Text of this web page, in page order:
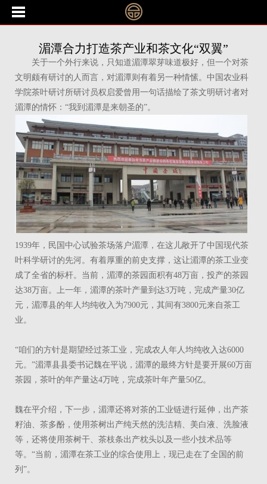
湄潭合力打造茶产业和茶文化“双翼”
关于一个外行来说，只知道湄潭翠芽味道极好，但一个对茶
文明颇有研讨的人而言，对湄潭则有着另一种情愫。中国农业科
学院茶叶研讨所研讨员权启爱曾用一句话描绘了茶文明研讨者对
湄潭的情怀：“我到湄潭是来朝圣的”。
1939年，民国中心试验茶场落户湄潭，在这儿敞开了中国现代茶
叶科学研讨的先河。有着厚重的前史支撑，这让湄潭的茶工业变
成了全省的标杆。当前，湄潭的茶园面积有48万亩，投产的茶园
达38万亩。上一年，湄潭的茶叶产量到达3万吨，完成产量30亿
元，湄潭县的年人均纯收入为7900元，其间有3800元来自茶工
业。
“咱们的方针是期望经过茶工业，完成农人年人均纯收入达6000
元。”湄潭县县委书记魏在平说，湄潭的最终方针是要开展60万亩
茶园，茶叶的年产量达4万吨，完成茶叶年产量50亿。
魏在平介绍，下一步，湄潭还将对茶的工业链进行延伸，出产茶
籽油、茶多酚，使用茶树出产纯天然的洗洁精、美白液、洗脸液
等，还将使用茶树干、茶枝条出产枕头以及一些小技术品等
等。“当前，湄潭在茶工业的综合使用上，现已走在了全国的前
列”。